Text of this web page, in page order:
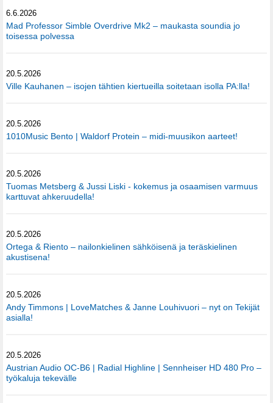
6.6.2026
Mad Professor Simble Overdrive Mk2 – maukasta soundia jo
toisessa polvessa
20.5.2026
Ville Kauhanen – isojen tähtien kiertueilla soitetaan isolla PA:lla!
20.5.2026
1010Music Bento | Waldorf Protein – midi-muusikon aarteet!
20.5.2026
Tuomas Metsberg & Jussi Liski - kokemus ja osaamisen varmuus
karttuvat ahkeruudella!
20.5.2026
Ortega & Riento – nailonkielinen sähköisenä ja teräskielinen
akustisena!
20.5.2026
Andy Timmons | LoveMatches & Janne Louhivuori – nyt on Tekijät
asialla!
20.5.2026
Austrian Audio OC-B6 | Radial Highline | Sennheiser HD 480 Pro –
työkaluja tekevälle